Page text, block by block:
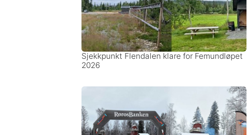
Sjekkpunkt Flendalen klare for Femundløpet
2026